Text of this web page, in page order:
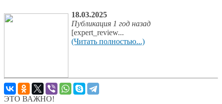
18.03.2025
Публикация 1 год назад
[expert_review...
(Читать полностью...)
ЭТО ВАЖНО!